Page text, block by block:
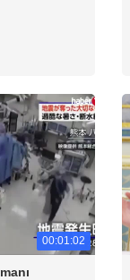
00:01:02